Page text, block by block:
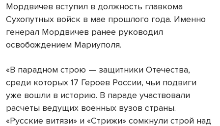
Мордвичев вступил в должность главкома
Сухопутных войск в мае прошлого года. Именно
генерал Мордвичев ранее руководил
освобождением Мариуполя.
«В парадном строю — защитники Отечества,
среди которых 17 Героев России, чьи подвиги
уже вошли в историю. В параде участвовали
расчеты ведущих военных вузов страны.
«Русские витязи» и «Стрижи» сомкнули строй над